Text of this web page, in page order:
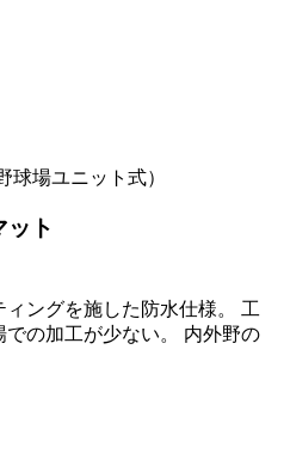
ット
ングを施した防水仕様。 工
の加工が少ない。 内外野の